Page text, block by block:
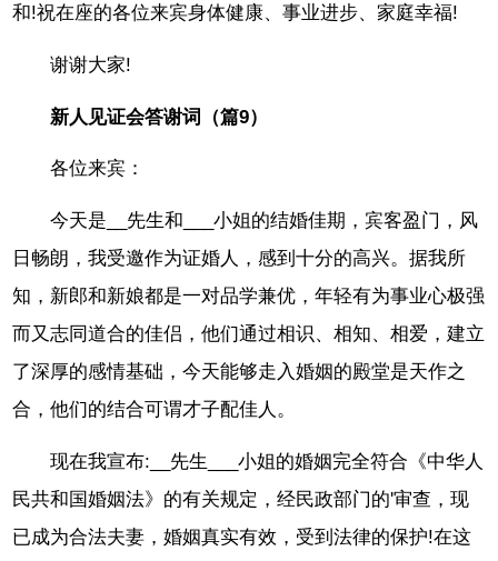
和!祝在座的各位来宾身体健康、事业进步、家庭幸福!
谢谢大家!
新人见证会答谢词（篇9）
各位来宾：
今天是__先生和___小姐的结婚佳期，宾客盈门，风
日畅朗，我受邀作为证婚人，感到十分的高兴。据我所
知，新郎和新娘都是一对品学兼优，年轻有为事业心极强
而又志同道合的佳侣，他们通过相识、相知、相爱，建立
了深厚的感情基础，今天能够走入婚姻的殿堂是天作之
合，他们的结合可谓才子配佳人。
现在我宣布:__先生___小姐的婚姻完全符合《中华人
民共和国婚姻法》的有关规定，经民政部门的'审查，现
已成为合法夫妻，婚姻真实有效，受到法律的保护!在这